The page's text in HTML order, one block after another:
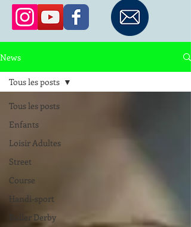
News
Tous les posts
Enfants
Loisir Adultes
Street
Course
Handi-sport
Roller Derby
Tous les posts